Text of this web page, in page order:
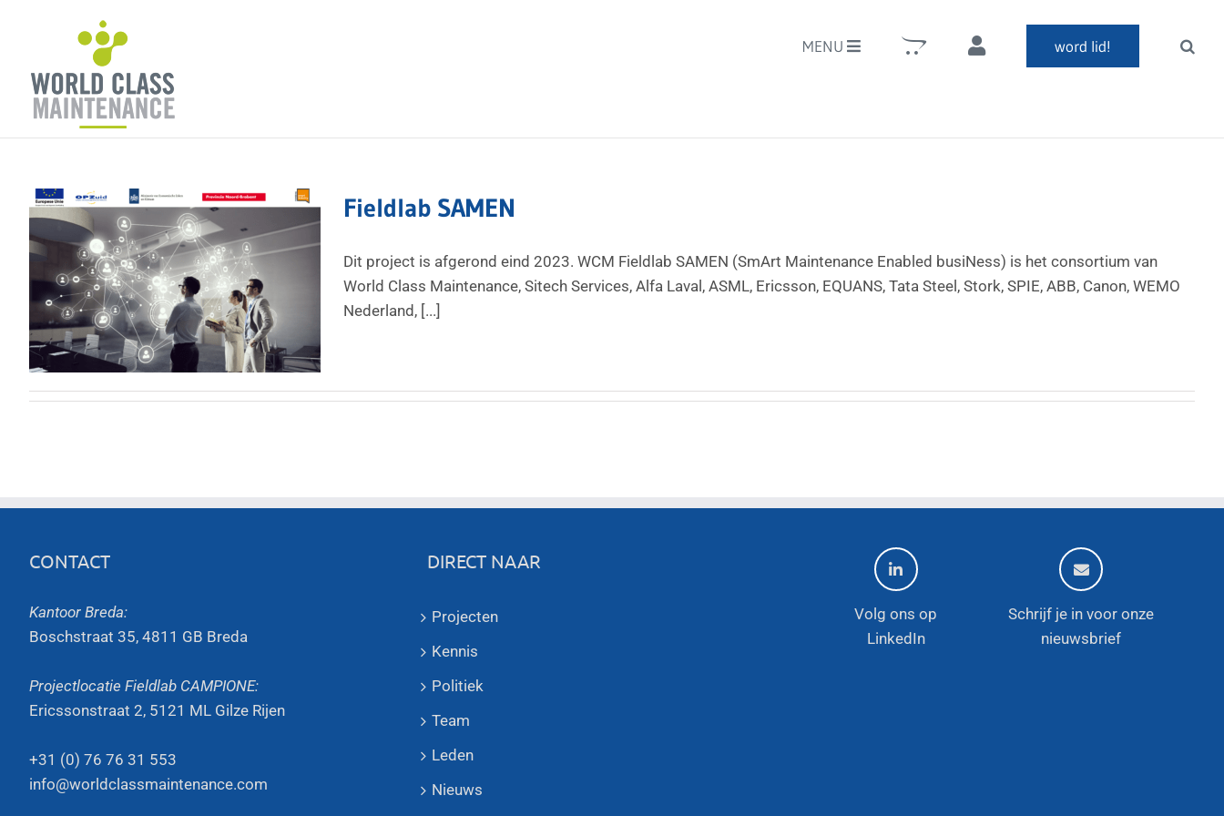
MENU word lid!
Fieldlab SAMEN
Dit project is afgerond eind 2023. WCM Fieldlab SAMEN (SmArt Maintenance Enabled busiNess) is het consortium van
World Class Maintenance, Sitech Services, Alfa Laval, ASML, Ericsson, EQUANS, Tata Steel, Stork, SPIE, ABB, Canon, WEMO
Nederland, [...]
CONTACT
Kantoor Breda:
Boschstraat 35, 4811 GB Breda
Projectlocatie Fieldlab CAMPIONE:
Ericssonstraat 2, 5121 ML Gilze Rijen
+31 (0) 76 76 31 553
info@worldclassmaintenance.com
DIRECT NAAR
Projecten
Kennis
Politiek
Team
Leden
Nieuws
Volg ons op
LinkedIn
Schrijf je in voor onze
nieuwsbrief